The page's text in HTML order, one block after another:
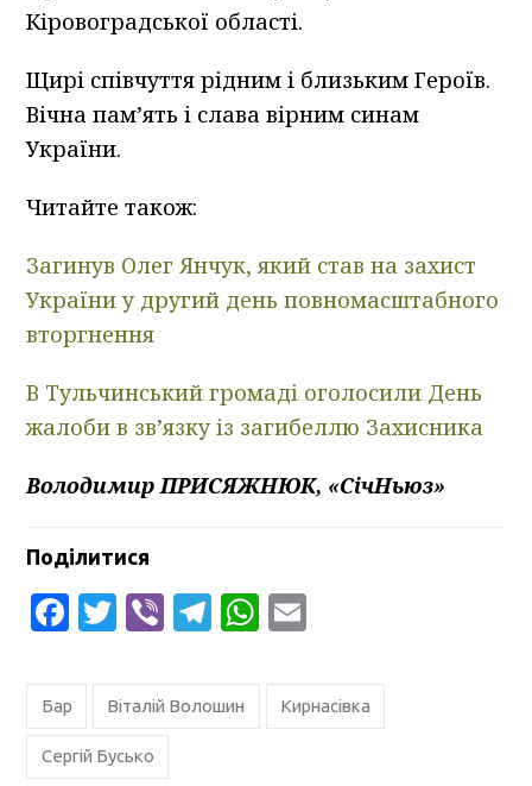
Кіровоградської області.
Щирі співчуття рідним і близьким Героїв.
Вічна пам’ять і слава вірним синам
України.
Читайте також:
Загинув Олег Янчук, який став на захист
України у другий день повномасштабного
вторгнення
В Тульчинський громаді оголосили День
жалоби в зв’язку із загибеллю Захисника
Володимир ПРИСЯЖНЮК, «СічНьюз»
Поділитися
Facebook
Twitter
ViberTelegram
WhatsApp
Бар Віталій Волошин Кирнасівка
Сергій Бусько